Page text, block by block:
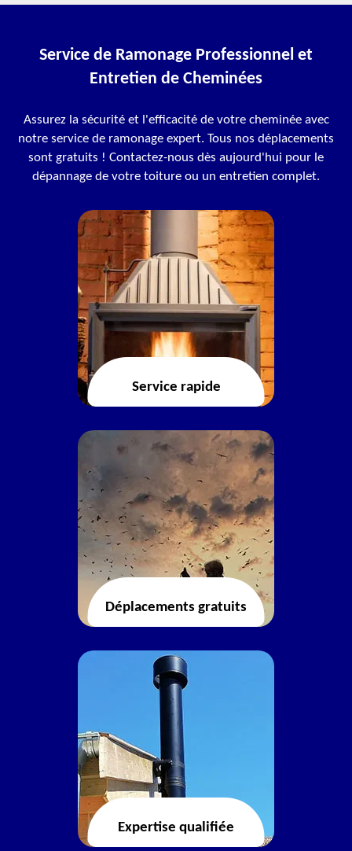
Service de Ramonage Professionnel et
Entretien de Cheminées
Assurez la sécurité et l'efficacité de votre cheminée avec
notre service de ramonage expert. Tous nos déplacements
sont gratuits ! Contactez-nous dès aujourd'hui pour le
dépannage de votre toiture ou un entretien complet.
Service rapide
Déplacements gratuits
Expertise qualifiée